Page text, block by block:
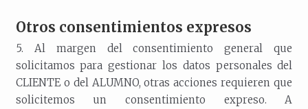
Otros consentimientos expresos
5. Al margen del consentimiento general que
solicitamos para gestionar los datos personales del
CLIENTE o del ALUMNO, otras acciones requieren que
solicitemos un consentimiento expreso. A